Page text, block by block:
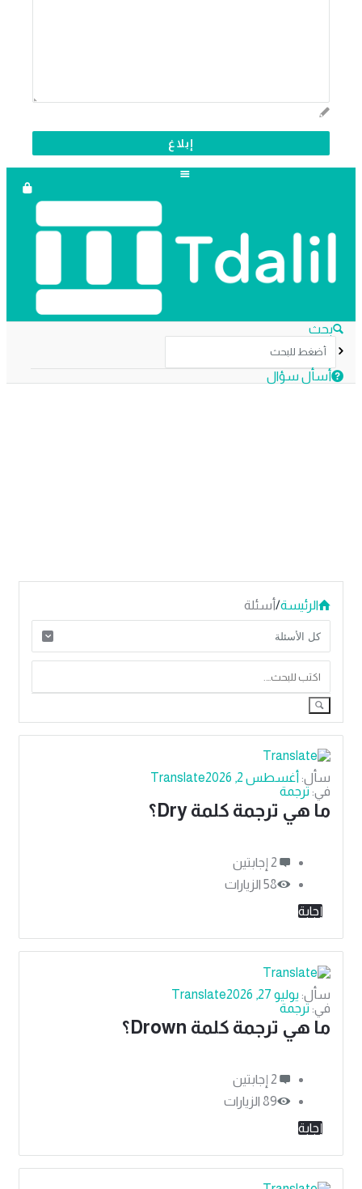
الترجمة
بحث
أسأل سؤال
الرئيسة/أسئلة
دليل
الترجمة
الاحدث
أسئلة
Translate سأل: أغسطس 2, 2026
في: ترجمة
ما هي ترجمة كلمة Dry؟
‫2 إجابتين
58الزيارات
إجابة
Translate سأل: يوليو 27, 2026
في: ترجمة
ما هي ترجمة كلمة Drown؟
‫2 إجابتين
89 الزيارات
إجابة